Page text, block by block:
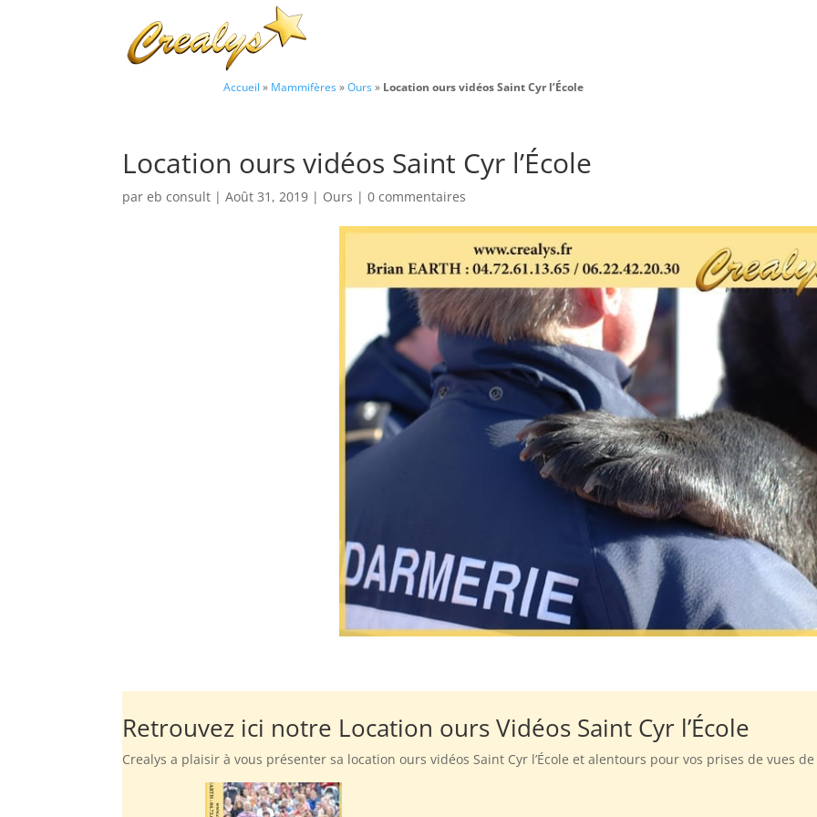
Accueil » Mammifères»Ours» Location ours vidéos Saint Cyr l’École
Location ours vidéos Saint Cyr l’École
pareb consult |Août 31, 2019 | Ours |0 commentaires
Retrouvez ici notre Location ours Vidéos Saint Cyr l’École
Crealys a plaisir à vous présenter sa location ours vidéos Saint Cyr l’École et alentours pour vos prises de vues